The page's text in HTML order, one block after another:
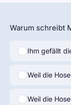
Warum schreibt
Ihm gefällt
Weil die
Weil die